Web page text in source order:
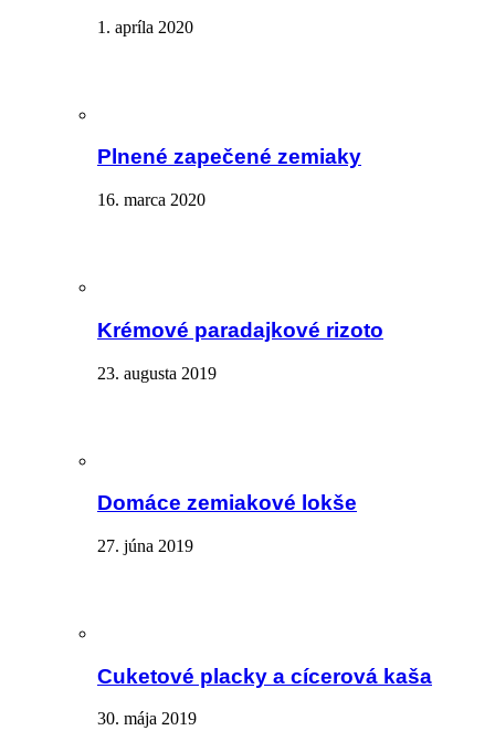
1. apríla 2020
Plnené zapečené zemiaky
16. marca 2020
Krémové paradajkové rizoto
23. augusta 2019
Domáce zemiakové lokše
27. júna 2019
Cuketové placky a cícerová kaša
30. mája 2019